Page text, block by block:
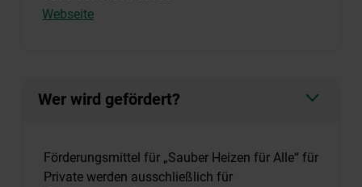
Webseite
Wer wird gefördert?
Förderungsmittel für „Sauber Heizen für Alle“ für
Private werden ausschließlich für